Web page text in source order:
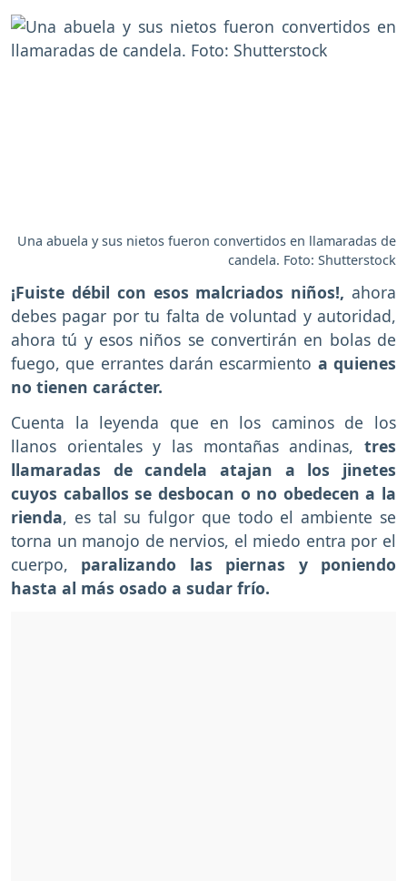
Una abuela y sus nietos fueron convertidos en llamaradas de
candela. Foto: Shutterstock
¡Fuiste débil con esos malcriados niños!, ahora
debes pagar por tu falta de voluntad y autoridad,
ahora tú y esos niños se convertirán en bolas de
fuego, que errantes darán escarmiento a quienes
no tienen carácter.
Cuenta la leyenda que en los caminos de los
llanos orientales y las montañas andinas, tres
llamaradas de candela atajan a los jinetes
cuyos caballos se desbocan o no obedecen a la
rienda, es tal su fulgor que todo el ambiente se
torna un manojo de nervios, el miedo entra por el
cuerpo, paralizando las piernas y poniendo
hasta al más osado a sudar frío.